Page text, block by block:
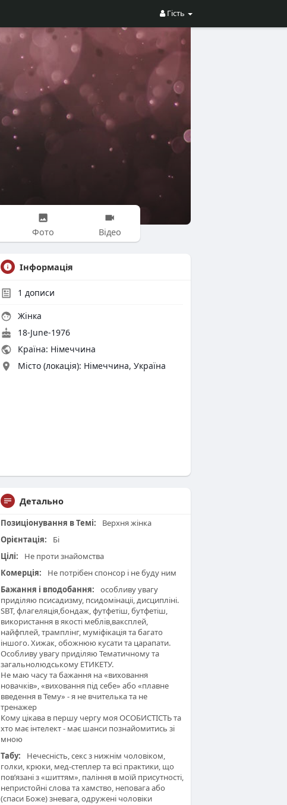
Гість
Фото Відео
Інформація
1 дописи
Жінка
18-June-1976
Країна: Німеччина
Місто (локація): Німеччина, Україна
Детально
Позиціонування в Темі:
Верхня жінка
Орієнтація:
Бі
Цілі:
Не проти знайомства
Комерція:
Не потрібен спонсор і не буду ним
Бажання і вподобання:
особливу увагу
приділяю псисадизму, псидомінаціі, дисципліні.
SBT, флагеляція,бондаж, футфетіш, бутфетіш,
використання в якості меблів,ваксплей,
найфплей, трамплінг, муміфікація та багато
іншого. Хижак, обожнюю кусати та царапати.
Особливу увагу приділяю Тематичному та
загальнолюдському ЕТИКЕТУ.
Не маю часу та бажання на «виховання
новачків», «виховання під себе» або «плавне
введення в Тему» - я не вчителька та не
тренажер
Кому цікава в першу чергу моя ОСОБИСТІСТЬ та
хто має інтелект - має шанси познайомитись зі
мною
Табу:
Нечесність, секс з нижнім чоловіком,
голки, крюки, мед-степлер та всі практики, що
пов’язані з «шиттям», паління в моїй присутності,
непристойні слова та хамство, неповага або
(спаси Боже) зневага, одружені чоловіки